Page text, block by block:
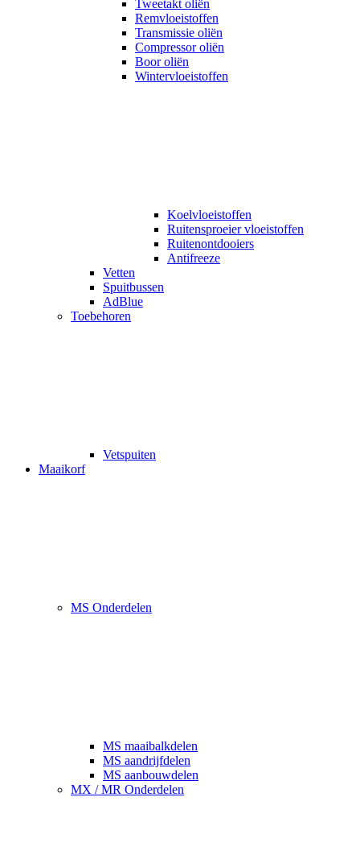
Tweetakt oliën
Remvloeistoffen
Transmissie oliën
Compressor oliën
Boor oliën
Wintervloeistoffen
Koelvloeistoffen
Ruitensproeier vloeistoffen
Ruitenontdooiers
Antifreeze
Vetten
Spuitbussen
AdBlue
Toebehoren
Vetspuiten
Maaikorf
MS Onderdelen
MS maaibalkdelen
MS aandrijfdelen
MS aanbouwdelen
MX / MR Onderdelen